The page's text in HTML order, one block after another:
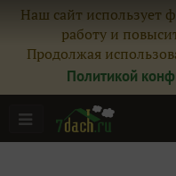
Наш сайт использует
работу и
Продолжая
Политикой